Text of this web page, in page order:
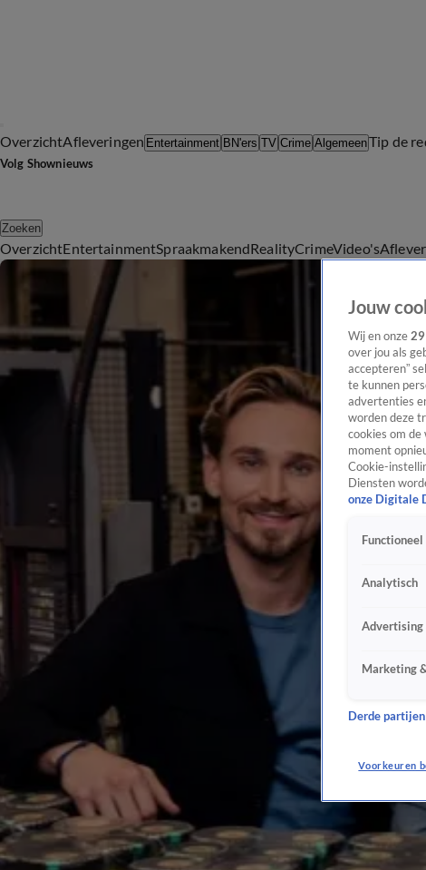
OverzichtAfleveringen Entertainment BN'ers TV Crime AlgemeenTip de
Volg Shownieuws
Zoeken
OverzichtEntertainmentSpraakmakendRealityCrimeVideo's
Jouw
Wij en onze 29
over jou als
accepteren”
te kunnen
advertenties
worden deze
cookies om
moment
Cookie-
Diensten
onze Digitale
Functioneel
Analytisch
Advertising
Marketing
Derde
Voorkeuren